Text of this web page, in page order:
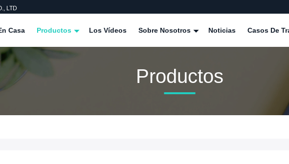
LTD
Casa Productos Los Vídeos Sobre Nosotros Noticias Casos De
Productos